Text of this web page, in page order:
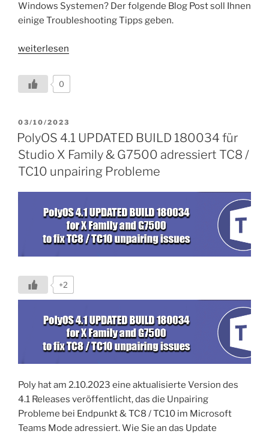
Windows Systemen? Der folgende Blog Post soll Ihnen
einige Troubleshooting Tipps geben.
„Anzeigeprobleme
Ihrem
Teams
on
Windows
und
wie
Sie
diese
beheben
weiterlesen
0
VERÖFFENTLICHT
AM
03/10/2023
PolyOS 4.1 UPDATED BUILD 180034 für
Studio X Family & G7500 adressiert TC8 /
TC10 unpairing Probleme
+2
Poly hat am 2.10.2023 eine aktualisierte Version des
4.1 Releases veröffentlicht, das die Unpairing
Probleme bei Endpunkt & TC8 / TC10 im Microsoft
Teams Mode adressiert. Wie Sie an das Update